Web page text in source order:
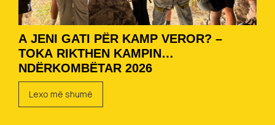
A JENI GATI PËR KAMP VEROR? –
TOKA RIKTHEN KAMPIN
NDËRKOMBËTAR 2026
Lexo më shumë